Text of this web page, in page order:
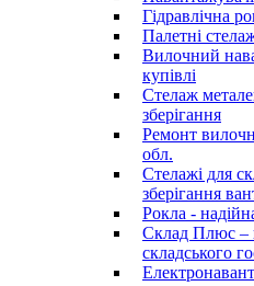
Гідравлічна
Палетні
Вилочний
купівлі
Стелаж
зберігання
Ремонт
обл.
Стелажі для
зберігання
Рокла -
Склад Плюс –
складського